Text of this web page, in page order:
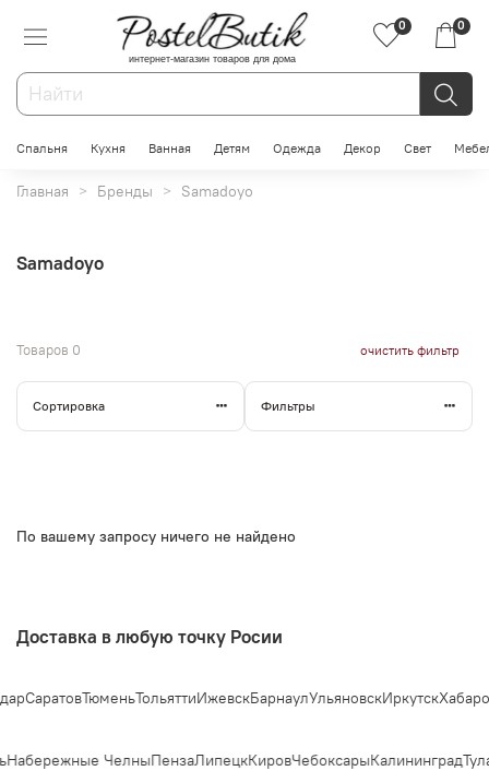
интернет-магазин товаров для дома
0 0
Спальня Кухня Ванная Детям Одежда Декор Свет
Главная Бренды Samadoyo
Samadoyo
Товаров 0 очистить фильтр
Сортировка Фильтры
По вашему запросу ничего не найдено
Доставка в любую точку Росии
СаратовТюменьТольяттиИжевскБарнаулУльяновскИркутск
Набережные ЧелныПензаЛипецкКировЧебоксарыКалининград